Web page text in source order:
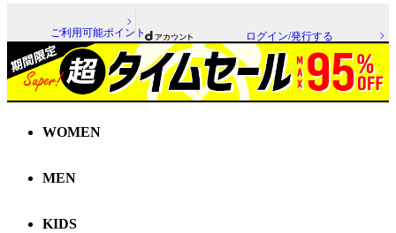
ご利用可能ポイント ログイン/発行する
WOMEN
MEN
KIDS